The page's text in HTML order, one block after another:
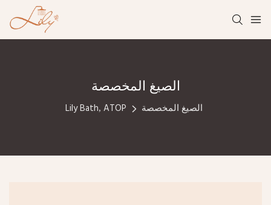
الصيغ المخصصة
Lily Bath, ATOP الصيغ المخصصة